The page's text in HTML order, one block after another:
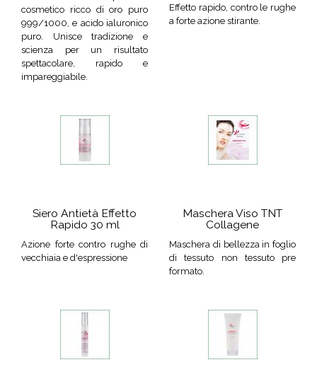
cosmetico ricco di oro puro
999/1000, e acido ialuronico
puro. Unisce tradizione e
scienza per un risultato
spettacolare, rapido e
impareggiabile.
Effetto rapido, contro le rughe
a forte azione stirante.
Siero Antietà Effetto
Rapido 30 ml
Azione forte contro rughe di
vecchiaia e d'espressione
Maschera Viso TNT
Collagene
Maschera di bellezza in foglio
di tessuto non tessuto pre
formato.